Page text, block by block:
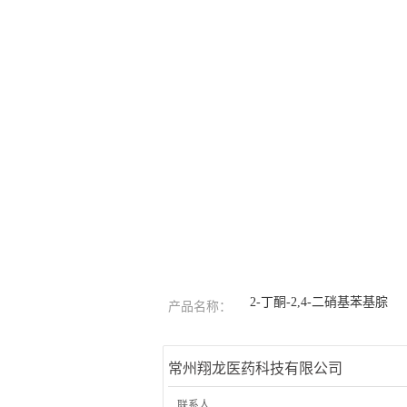
产品名称： 2-丁酮-2,4-二硝基苯基腙
常州翔龙医药科技有限公司